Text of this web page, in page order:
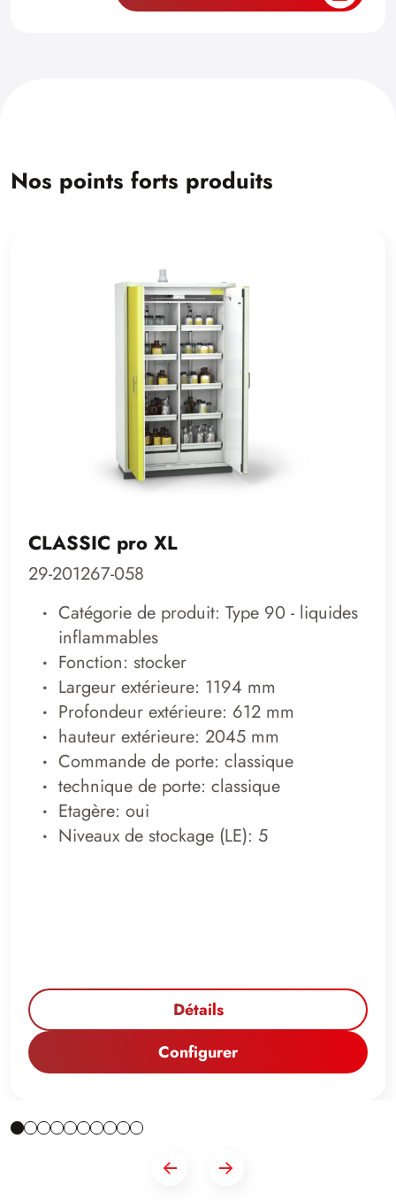
Nos points forts produits
CLASSIC pro XL
29-201267-058
Catégorie de produit: Type 90 - liquides
inflammables
Fonction: stocker
Largeur extérieure: 1194 mm
Profondeur extérieure: 612 mm
hauteur extérieure: 2045 mm
Commande de porte: classique
technique de porte: classique
Etagère: oui
Niveaux de stockage (LE): 5
Détails
Configurer